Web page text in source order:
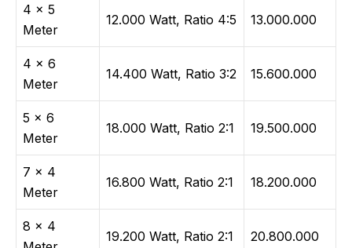
4 × 5
Meter
12.000 Watt, Ratio 4:5 13.000.000
4 × 6
Meter
14.400 Watt, Ratio 3:2 15.600.000
5 × 6
Meter
18.000 Watt, Ratio 2:1 19.500.000
7 × 4
Meter
16.800 Watt, Ratio 2:1 18.200.000
8 × 4
19.200 Watt, Ratio 2:1 20.800.000